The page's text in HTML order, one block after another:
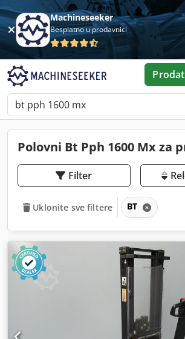
Machineseeker
Besplatno u prodavnici
Polovni Bt Pph 1600 Mx za
Filter
Uklonite sve filtere BT